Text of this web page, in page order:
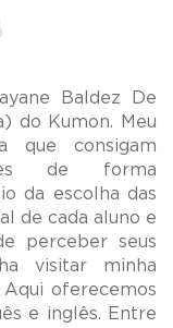
Baldez De
do Kumon. Meu
que consigam
de forma
da escolha das
de cada aluno e
perceber seus
visitar minha
Aqui oferecemos
e inglês. Entre